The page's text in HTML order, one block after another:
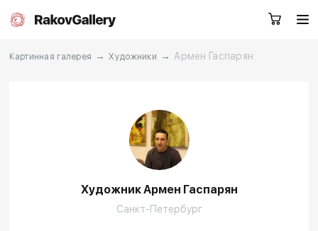
Художники
Картинная галерея → Художники → Армен Гаспарян
Художник Армен Гаспарян
Санкт-Петербург